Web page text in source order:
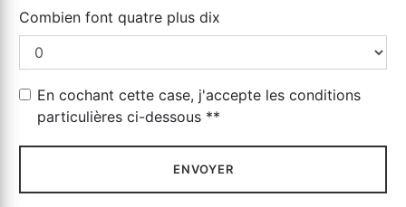
Combien font quatre plus dix
En cochant cette case, j'accepte les conditions
particulières ci-dessous **
ENVOYER